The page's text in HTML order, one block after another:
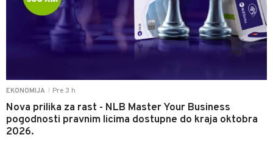
EKONOMIJA Pre 3 h
Nova prilika za rast - NLB Master Your Business
pogodnosti pravnim licima dostupne do kraja oktobra
2026.